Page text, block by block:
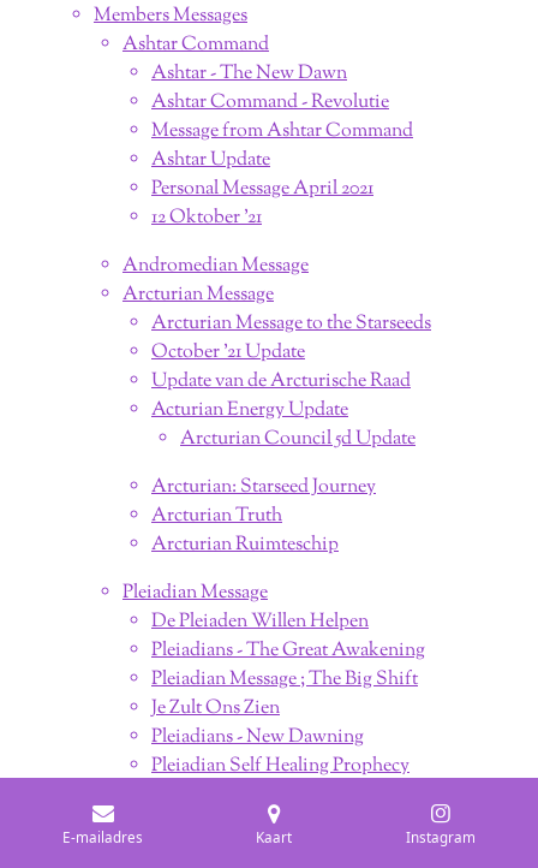
Members Messages
Ashtar Command
Ashtar - The New Dawn
Ashtar Command - Revolutie
Message from Ashtar Command
Ashtar Update
Personal Message April 2021
12 Oktober '21
Andromedian Message
Arcturian Message
Arcturian Message to the Starseeds
October '21 Update
Update van de Arcturische Raad
Acturian Energy Update
Arcturian Council 5d Update
Arcturian: Starseed Journey
Arcturian Truth
Arcturian Ruimteschip
Pleiadian Message
De Pleiaden Willen Helpen
Pleiadians - The Great Awakening
Pleiadian Message ; The Big Shift
Je Zult Ons Zien
Pleiadians - New Dawning
Pleiadian Self Healing Prophecy
Pleiadian High Council
E-mailadres Kaart Instagram